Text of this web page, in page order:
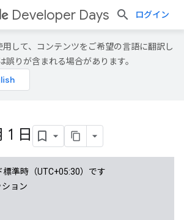
Developer Days ログイン
用して、コンテンツをご希望の言語に翻訳し
誤りが含まれる場合があります。
1 日
標準時（UTC+05:30）です
ョン